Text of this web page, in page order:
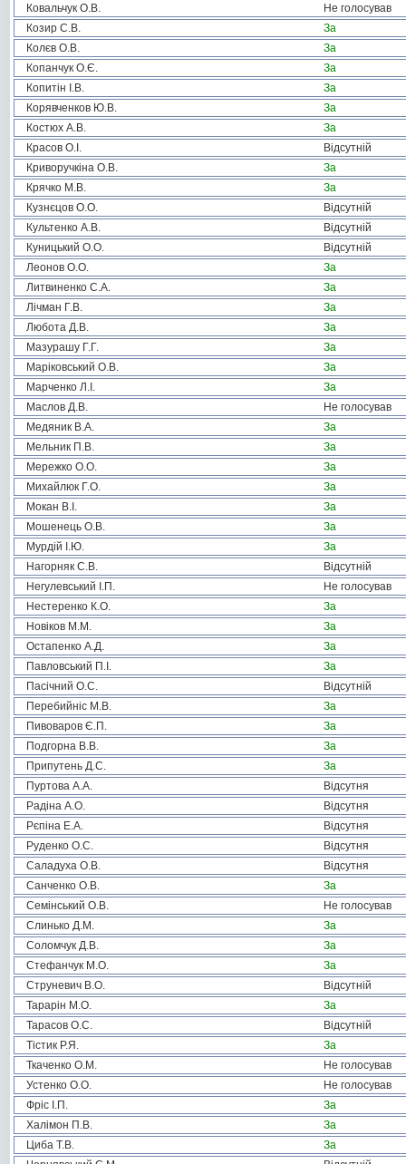
Ковальчук О.В.
Не голосував
Козир С.В.
За
Колєв О.В.
За
Копанчук О.Є.
За
Копитін І.В.
За
Корявченков Ю.В.
За
Костюх А.В.
За
Красов О.І.
Відсутній
Криворучкіна О.В.
За
Крячко М.В.
За
Кузнєцов О.О.
Відсутній
Культенко А.В.
Відсутній
Куницький О.О.
Відсутній
Леонов О.О.
За
Литвиненко С.А.
За
Лічман Г.В.
За
Любота Д.В.
За
Мазурашу Г.Г.
За
Маріковський О.В.
За
Марченко Л.І.
За
Маслов Д.В.
Не голосував
Медяник В.А.
За
Мельник П.В.
За
Мережко О.О.
За
Михайлюк Г.О.
За
Мокан В.І.
За
Мошенець О.В.
За
Мурдій І.Ю.
За
Нагорняк С.В.
Відсутній
Негулевський І.П.
Не голосував
Нестеренко К.О.
За
Новіков М.М.
За
Остапенко А.Д.
За
Павловський П.І.
За
Пасічний О.С.
Відсутній
Перебийніс М.В.
За
Пивоваров Є.П.
За
Подгорна В.В.
За
Припутень Д.С.
За
Пуртова А.А.
Відсутня
Радіна А.О.
Відсутня
Рєпіна Е.А.
Відсутня
Руденко О.С.
Відсутня
Саладуха О.В.
Відсутня
Санченко О.В.
За
Семінський О.В.
Не голосував
Слинько Д.М.
За
Соломчук Д.В.
За
Стефанчук М.О.
За
Струневич В.О.
Відсутній
Тарарін М.О.
За
Тарасов О.С.
Відсутній
Тістик Р.Я.
За
Ткаченко О.М.
Не голосував
Устенко О.О.
Не голосував
Фріс І.П.
За
Халімон П.В.
За
Циба Т.В.
За